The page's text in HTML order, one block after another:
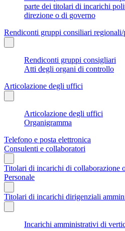
parte dei titolari di incarichi
direzione o di governo
Rendiconti gruppi consiliari
Rendiconti gruppi consigliari
Atti degli organi di controllo
Articolazione degli uffici
Articolazione degli uffici
Organigramma
Telefono e posta elettronica
Consulenti e collaboratori
Titolari di incarichi di collaborazione
Personale
Titolari di incarichi dirigenziali
Incarichi amministrativi di